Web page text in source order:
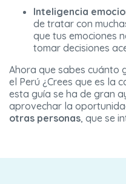
Inteligencia
de tratar con
que tus emociones
tomar decisiones
Ahora que sabes cuánto
el Perú ¿Crees que es la
esta guía se ha de gran
aprovechar la
otras personas, que se